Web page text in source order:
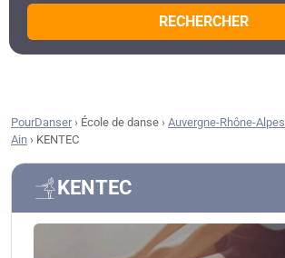
RECHERCHER
PourDanser› École de danse › Auvergne-Rhône-Alpes
Ain › KENTEC
KENTEC